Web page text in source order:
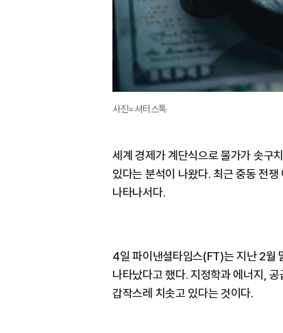
사진=셔터스톡
세계 경제가 계단식으로 물가가 솟
있다는 분석이 나왔다. 최근 중동 전
나타나서다.
4일 파이낸셜타임스(FT)는 지난 2월
나타났다고 했다. 지정학과 에너지,
갑작스레 치솟고 있다는 것이다.